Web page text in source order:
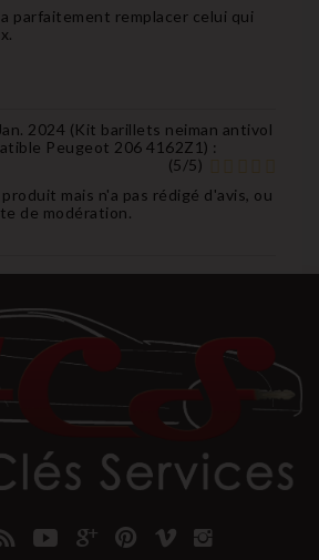
parfaitement remplacer celui qui
2024 (Kit barillets neiman antivol
Peugeot 206 4162Z1) :
(5/5)
mais n'a pas rédigé d'avis, ou
de modération.